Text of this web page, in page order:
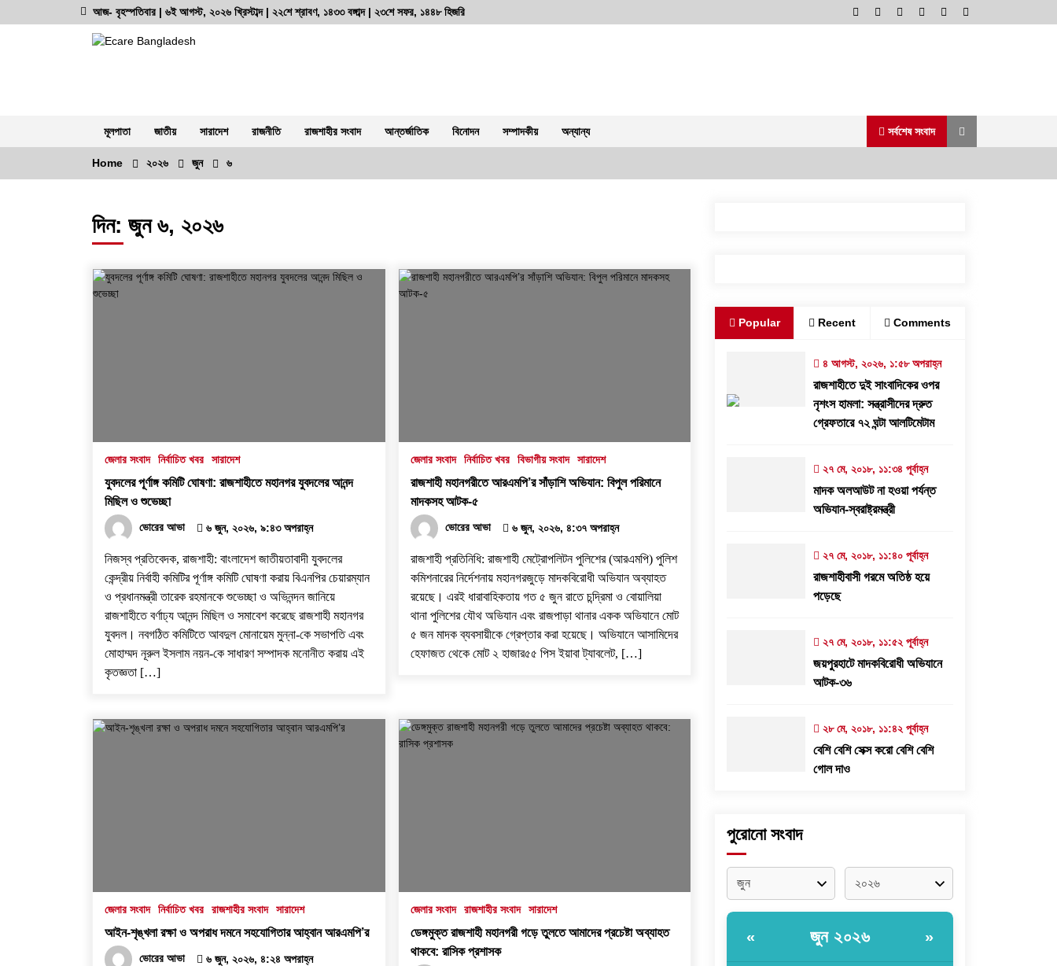
to
আজ- বৃহস্পতিবার | ৬ই আগস্ট, ২০২৬ খ্রিস্টাব্দ | ২২শে শ্রাবণ, ১৪৩৩ বঙ্গাব্দ | ২৩শে সফর, ১৪৪৮ হিজরি
মূলপাতা জাতীয় সারাদেশ রাজনীতি রাজশাহীর সংবাদ আন্তর্জাতিক বিনোদন সম্পাদকীয় অন্যান্য সর্বশেষ সংবাদ
সর্বশেষ সংবাদ
রাজশাহীতে দুই সাংবাদিকের ওপর নৃশংস
৪ আগস্ট, ২০২৬, ১:৫৮ অপরাহ্ন
২ আগস্ট, ২০২৬, ১১:২৭ পূর্বাহ্ন
গোদাগাড়ীতে যাত্রী ছাউনি ও বাস বেসহ ৫
দফা দাবিতে ইউএনওকে স্মারকলিপি
৩০ জুলাই, ২০২৬, ১২:৫৭ অপরাহ্ন
২৯ জুলাই, ২০২৬, ১২:২১ অপরাহ্ন
২৭ জুলাই, ২০২৬, ৩:১৫ অপরাহ্ন
প্রধানমন্ত্রীর কাছে নিরাপত্তা চাওয়ার পরদিনই
গোদাগাড়ীর শীর্ষ ব্যবসায়ী আজাদ আটক
বাগমারায় যুবদলের নেতাকে পিটিয়ে আহত
১৭ জুলাই, ২০২৬, ৮:০৬ অপরাহ্ন
‘প্রযুক্তির সঙ্গে তাল মিলিয়ে সাংবাদিকদের
১৭ জুলাই, ২০২৬, ৪:৩৩ অপরাহ্ন
সিন্ধু নদের পানি রহস্য: সংকটের আড়ালে কি
তবে বড় কোনো ‘অব্যবস্থাপনার অপরাধ’?
Home ২০২৬ জুন ৬
দিন: জুন ৬, ২০২৬
জেলার সংবাদ নির্বাচিত খবর সারাদেশ
যুবদলের পূর্ণাঙ্গ কমিটি ঘোষণা: রাজশাহীতে মহানগর যুবদলের আনন্দ
মিছিল ও শুভেচ্ছা
ভোরের আভা ৬ জুন, ২০২৬, ৯:৪৩ অপরাহ্ন
নিজস্ব প্রতিবেদক, রাজশাহী: বাংলাদেশ জাতীয়তাবাদী যুবদলের
কেন্দ্রীয় নির্বাহী কমিটির পূর্ণাঙ্গ কমিটি ঘোষণা করায় বিএনপির চেয়ারম্যান
ও প্রধানমন্ত্রী তারেক রহমানকে শুভেচ্ছা ও অভিনন্দন জানিয়ে
রাজশাহীতে বর্ণাঢ্য আনন্দ মিছিল ও সমাবেশ করেছে রাজশাহী মহানগর
যুবদল। নবগঠিত কমিটিতে আবদুল মোনায়েম মুন্না-কে সভাপতি এবং
মোহাম্মদ নূরুল ইসলাম নয়ন-কে সাধারণ সম্পাদক মনোনীত করায় এই
কৃতজ্ঞতা […]
জেলার সংবাদ নির্বাচিত খবর বিভাগীয় সংবাদ সারাদেশ
রাজশাহী মহানগরীতে আরএমপি’র সাঁড়াশি অভিযান: বিপুল পরিমানে
মাদকসহ আটক-৫
ভোরের আভা ৬ জুন, ২০২৬, ৪:৩৭ অপরাহ্ন
​রাজশাহী প্রতিনিধি: রাজশাহী মেট্রোপলিটন পুলিশের (আরএমপি) পুলিশ
কমিশনারের নির্দেশনায় মহানগরজুড়ে মাদকবিরোধী অভিযান অব্যাহত
রয়েছে। এরই ধারাবাহিকতায় গত ৫ জুন রাতে চন্দ্রিমা ও বোয়ালিয়া
থানা পুলিশের যৌথ অভিযান এবং রাজপাড়া থানার একক অভিযানে মোট
৫ জন মাদক ব্যবসায়ীকে গ্রেপ্তার করা হয়েছে। ​অভিযানে আসামিদের
হেফাজত থেকে মোট ২ হাজার৫৫ পিস ইয়াবা ট্যাবলেট, […]
জেলার সংবাদ নির্বাচিত খবর রাজশাহীর সংবাদ সারাদেশ
আইন-শৃঙ্খলা রক্ষা ও অপরাধ দমনে সহযোগিতার আহ্বান আরএমপি’র
ভোরের আভা ৬ জুন, ২০২৬, ৪:২৪ অপরাহ্ন
জেলার সংবাদ রাজশাহীর সংবাদ সারাদেশ
ডেঙ্গমুক্ত রাজশাহী মহানগরী গড়ে তুলতে আমাদের প্রচেষ্টা অব্যাহত
থাকবে: রাসিক প্রশাসক
Popular Recent Comments
৪ আগস্ট, ২০২৬, ১:৫৮ অপরাহ্ন
রাজশাহীতে দুই সাংবাদিকের ওপর
নৃশংস হামলা: সন্ত্রাসীদের দ্রুত
গ্রেফতারে ৭২ ঘন্টা আলটিমেটাম
২৭ মে, ২০১৮, ১১:৩৪ পূর্বাহ্ন
মাদক অলআউট না হওয়া পর্যন্ত
অভিযান-স্বরাষ্ট্রমন্ত্রী
২৭ মে, ২০১৮, ১১:৪০ পূর্বাহ্ন
রাজশাহীবাসী গরমে অতিষ্ঠ হয়ে
পড়েছে
২৭ মে, ২০১৮, ১১:৫২ পূর্বাহ্ন
জয়পুরহাটে মাদকবিরোধী অভিযানে
আটক-৩৬
২৮ মে, ২০১৮, ১১:৪২ পূর্বাহ্ন
বেশি বেশি সেক্স করো বেশি বেশি
গোল দাও
পুরোনো সংবাদ
« জুন ২০২৬ »